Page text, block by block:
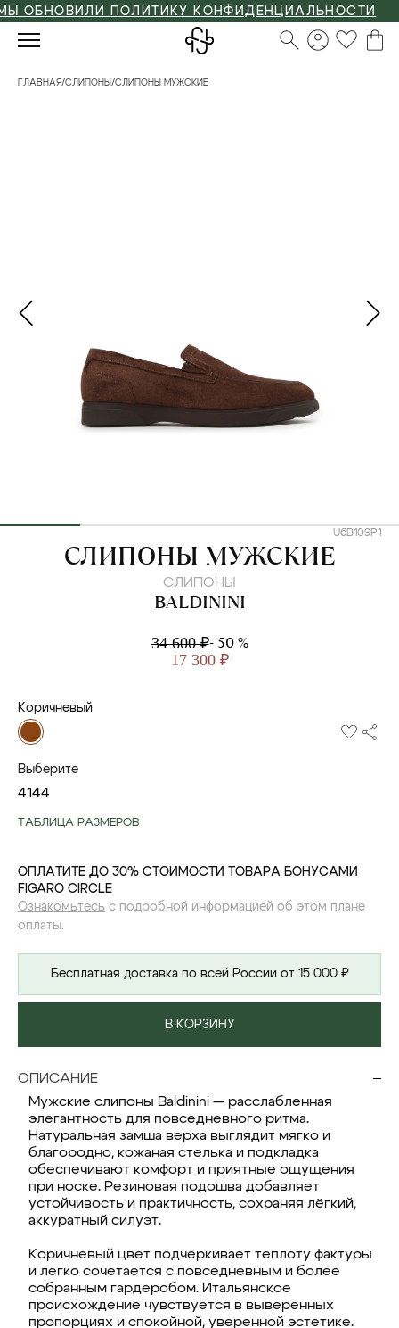
ПОЛИТИКУ КОНФИДЕНЦИАЛЬНОСТИ
ГЛАВНАЯ/СЛИПОНЫ /СЛИПОНЫ МУЖСКИЕ
U6B109P1
BALDININI
СЛИПОНЫ МУЖСКИЕ
СЛИПОНЫ
BALDININI
34 600 ₽- 50 %
17 300 ₽
Коричневый
Выберите
4144
ТАБЛИЦА РАЗМЕРОВ
ОПЛАТИТЕ ДО 30% СТОИМОСТИ ТОВАРА БОНУСАМИ
FIGARO CIRCLE
Ознакомьтесь с подробной информацией об этом плане
оплаты.
Бесплатная доставка по всей России от 15 000 ₽
В КОРЗИНУ
ОПИСАНИЕ
Мужские слипоны Baldinini — расслабленная
элегантность для повседневного ритма.
Натуральная замша верха выглядит мягко и
благородно, кожаная стелька и подкладка
обеспечивают комфорт и приятные ощущения
при носке. Резиновая подошва добавляет
устойчивость и практичность, сохраняя лёгкий,
аккуратный силуэт.
Коричневый цвет подчёркивает теплоту фактуры
и легко сочетается с повседневным и более
собранным гардеробом. Итальянское
происхождение чувствуется в выверенных
пропорциях и спокойной, уверенной эстетике.